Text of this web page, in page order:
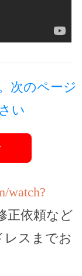
次のページ
い
watch?
正依頼など
レスまでお